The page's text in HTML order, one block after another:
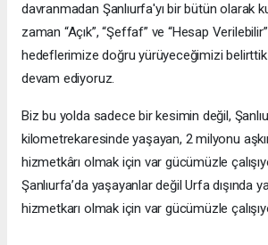
davranmadan Şanlıurfa'yı bir bütün olarak
zaman “Açık”, “Şeffaf” ve “Hesap
hedeflerimize doğru yürüyeceğimizi
devam ediyoruz.
Biz bu yolda sadece bir kesimin değil,
kilometrekaresinde yaşayan, 2 milyonu
hizmetkârı olmak için var gücümüzle
Şanlıurfa’da yaşayanlar değil Urfa dışında
hizmetkarı olmak için var gücümüzle